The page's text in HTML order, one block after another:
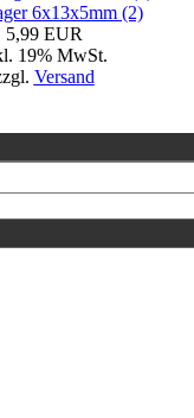
6x13x5mm (2)
5,99 EUR
19% MwSt.
Versand